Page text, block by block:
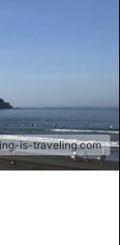
is-traveling.com